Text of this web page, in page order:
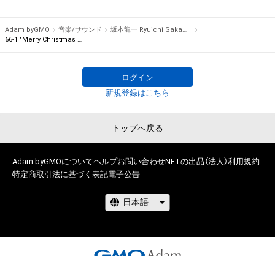
There is only one item for each note in the world, being the
first NFT by Ryuichi Sakamoto.
Furthermore, the owners of this collectible NFT item can join
the auction for “NFT for the rights to obtain “Merry
Christmas Mr. Lawrence” by Ryuichi Sakamoto handwritten
buyer benefit for this NFT is the limited download link for WAV
file of the full version of “Merry Christmas Mr. Lawrence -
2021”, which will be sent via email at a later date.
The part “X-X” added to the beginning of the NFT item name
represents the bar number and the note number within the
Ryuichi Sakamoto 坂本龍一”, it indicates the NFT for the 1st
ることを保証するものでなく、当該瑕疵又は購入者等が使用す
るコンピューター、回線、ソフトウェア若しくはプラットフォー
ないものとします。また当社は、本サービスに関して、購入者等
と第三者との間において生じた取引、連絡または紛争等につい
て一切責任を負わないものとします。
責が制限される場合、株式会社幻冬舎の責任は、債務不履行また
賠償金額の上限は、本ＮＦＴに関して株式会社幻冬舎が最初に
購入者から販売代金として受領した金額とします。ただし、当
社の故意又は重過失に起因する場合はこれらの限定を設けずに
賠償をするものとします。
●Cautions Regarding Copyrights
Adam byGMO 音楽/サウンド
坂本龍一 Ryuichi Sakamoto
66-1 "Merry Christmas Mr. Lawrence" Ryuichi Sakamoto 坂本 龍一
ログイン
新規登録はこちら
トップへ戻る
Adam byGMOについてヘルプお問い合わせNFTの出品（法人）利用規約
特定商取引法に基づく表記電子公告